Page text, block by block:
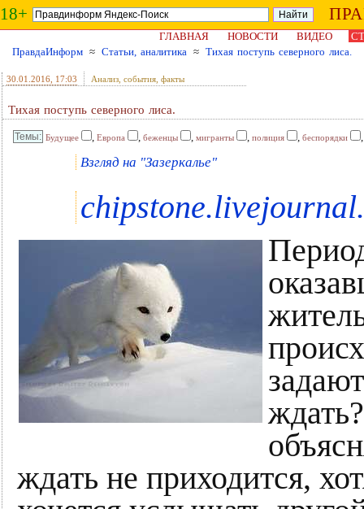
18+
ГЛАВНАЯ НОВОСТИ ВИДЕО
ПравдаИнформ ≈ Статьи, аналитика ≈ Тихая поступь северного лиса.
30.01.2016 , 17:03 Анализ, события, факты
Тихая поступь северного лиса.
Будущее , Европа , беженцы , мигранты , полиция , беспорядки
Взгляд на "Зазеркалье"
ждать не приходится,